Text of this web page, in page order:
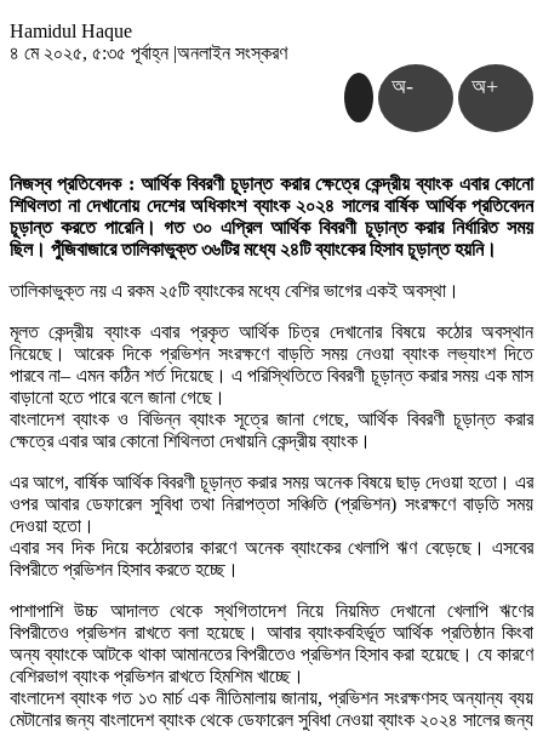
Hamidul Haque
৪ মে ২০২৫, ৫:৩৫ পূর্বাহ্ন |অনলাইন সংস্করণ
অ- অ+
নিজস্ব প্রতিবেদক : আর্থিক বিবরণী চূড়ান্ত করার ক্ষেত্রে কেন্দ্রীয় ব্যাংক এবার কোনো
শিথিলতা না দেখানোয় দেশের অধিকাংশ ব্যাংক ২০২৪ সালের বার্ষিক আর্থিক প্রতিবেদন
চূড়ান্ত করতে পারেনি। গত ৩০ এপ্রিল আর্থিক বিবরণী চূড়ান্ত করার নির্ধারিত সময়
ছিল। পুঁজিবাজারে তালিকাভুক্ত ৩৬টির মধ্যে ২৪টি ব্যাংকের হিসাব চূড়ান্ত হয়নি।
তালিকাভুক্ত নয় এ রকম ২৫টি ব্যাংকের মধ্যে বেশির ভাগের একই অবস্থা।
মূলত কেন্দ্রীয় ব্যাংক এবার প্রকৃত আর্থিক চিত্র দেখানোর বিষয়ে কঠোর অবস্থান
নিয়েছে। আরেক দিকে প্রভিশন সংরক্ষণে বাড়তি সময় নেওয়া ব্যাংক লভ্যাংশ দিতে
পারবে না– এমন কঠিন শর্ত দিয়েছে। এ পরিস্থিতিতে বিবরণী চূড়ান্ত করার সময় এক মাস
বাড়ানো হতে পারে বলে জানা গেছে।
বাংলাদেশ ব্যাংক ও বিভিন্ন ব্যাংক সূত্রে জানা গেছে, আর্থিক বিবরণী চূড়ান্ত করার
ক্ষেত্রে এবার আর কোনো শিথিলতা দেখায়নি কেন্দ্রীয় ব্যাংক।
এর আগে, বার্ষিক আর্থিক বিবরণী চূড়ান্ত করার সময় অনেক বিষয়ে ছাড় দেওয়া হতো। এর
ওপর আবার ডেফারেল সুবিধা তথা নিরাপত্তা সঞ্চিতি (প্রভিশন) সংরক্ষণে বাড়তি সময়
দেওয়া হতো।
এবার সব দিক দিয়ে কঠোরতার কারণে অনেক ব্যাংকের খেলাপি ঋণ বেড়েছে। এসবের
বিপরীতে প্রভিশন হিসাব করতে হচ্ছে।
পাশাপাশি উচ্চ আদালত থেকে স্থগিতাদেশ নিয়ে নিয়মিত দেখানো খেলাপি ঋণের
বিপরীতেও প্রভিশন রাখতে বলা হয়েছে। আবার ব্যাংকবহির্ভূত আর্থিক প্রতিষ্ঠান কিংবা
অন্য ব্যাংকে আটকে থাকা আমানতের বিপরীতেও প্রভিশন হিসাব করা হয়েছে। যে কারণে
বেশিরভাগ ব্যাংক প্রভিশন রাখতে হিমশিম খাচ্ছে।
বাংলাদেশ ব্যাংক গত ১৩ মার্চ এক নীতিমালায় জানায়, প্রভিশন সংরক্ষণসহ অন্যান্য ব্যয়
মেটানোর জন্য বাংলাদেশ ব্যাংক থেকে ডেফারেল সুবিধা নেওয়া ব্যাংক ২০২৪ সালের জন্য